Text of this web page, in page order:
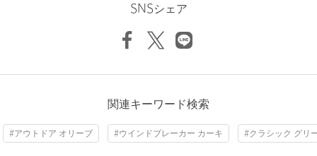
※この商品の一部サイズスペックは、メーカーのウェブサイトに
※こちらの商品はキッズ用として仕入れております。
書き」、「洗濯表示」を必ずご確認ください。
Find recommended sizes tailored to your
Check Fit
SNSシェア
関連キーワード検索
#アウトドア オリーブ #ウインドブレーカー カーキ #クラシック グリ